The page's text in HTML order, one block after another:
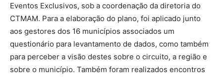
Eventos Exclusivos, sob a coordenação da diretoria do
CTMAM. Para a elaboração do plano, foi aplicado junto
aos gestores dos 16 municípios associados um
questionário para levantamento de dados, como também
para perceber a visão destes sobre o circuito, a região e
sobre o município. Também foram realizados encontros